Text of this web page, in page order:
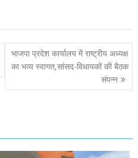
भाजपा प्रदेश कार्यालय में राष्ट्रीय अध्यक्ष
का भव्य स्वागत,सांसद-विधायकों की बैठक
संपन्न